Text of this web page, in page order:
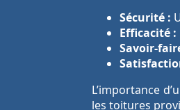
Sécurité :
Efficacité :
Savoir-
L’importance
les toitures